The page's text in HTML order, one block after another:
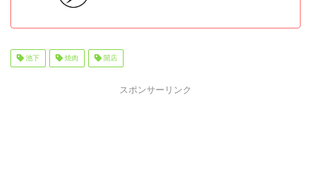
池下 焼肉 開店
スポンサーリンク